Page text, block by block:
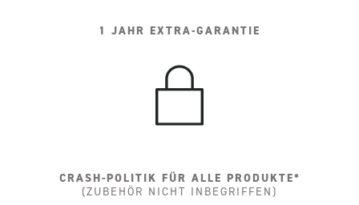
1 JAHR EXTRA-GARANTIE
CRASH-POLITIK FÜR ALLE PRODUKTE*
(ZUBEHÖR NICHT INBEGRIFFEN)